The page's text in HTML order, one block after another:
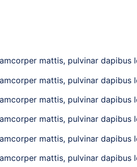
mattis, pulvinar dapibus
mattis, pulvinar dapibus
mattis, pulvinar dapibus
mattis, pulvinar dapibus
mattis, pulvinar dapibus
mattis, pulvinar dapibus